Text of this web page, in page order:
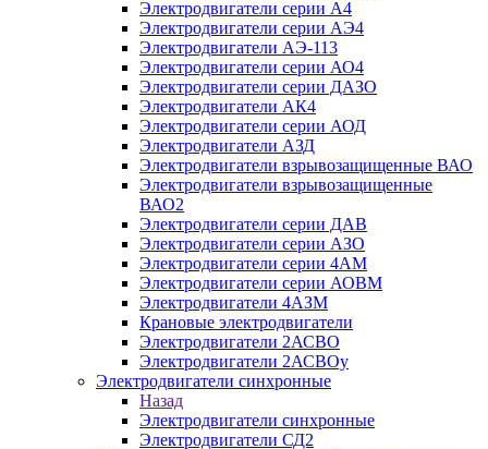
Электродвигатели серии А4
Электродвигатели серии АЭ4
Электродвигатели АЭ-113
Электродвигатели серии АО4
Электродвигатели серии ДАЗО
Электродвигатели АК4
Электродвигатели серии АОД
Электродвигатели АЗД
Электродвигатели взрывозащищенные ВАО
Электродвигатели взрывозащищенные
ВАО2
Электродвигатели серии ДАВ
Электродвигатели серии АЗО
Электродвигатели серии 4АМ
Электродвигатели серии АОВМ
Электродвигатели 4АЗМ
Крановые электродвигатели
Электродвигатели 2АСВО
Электродвигатели 2АСВОу
Электродвигатели синхронные
Назад
Электродвигатели синхронные
Электродвигатели СД2